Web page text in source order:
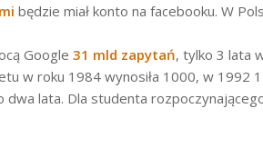
będzie miał konto na facebooku. W
Google 31 mld zapytań, tylko 3 lata
w roku 1984 wynosiła 1000, w 1992
dwa lata. Dla studenta